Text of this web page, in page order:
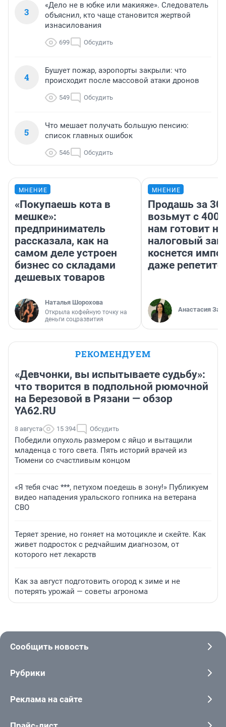
3
«Дело не в юбке или макияже». Следователь
объяснил, кто чаще становится жертвой
изнасилования
699 Обсудить
4
Бушует пожар, аэропорты закрыли: что
происходит после массовой атаки дронов
549 Обсудить
5
Что мешает получать большую пенсию:
список главных ошибок
546 Обсудить
МНЕНИЕ
«Покупаешь кота в
мешке»:
предприниматель
рассказала, как на
самом деле устроен
бизнес со складами
дешевых товаров
Наталья Шорохова
Открыла кофейную точку на
деньги соцразвития
МНЕНИЕ
Продашь за
возьмут с
нам готовит
налоговый
коснется
даже
Анастасия
РЕКОМЕНДУЕМ
«Девчонки, вы испытываете судьбу»:
что творится в подпольной рюмочной
на Березовой в Рязани — обзор
YA62.RU
8 августа 15 394 Обсудить
Победили опухоль размером с яйцо и вытащили
младенца с того света. Пять историй врачей из
Тюмени со счастливым концом
«Я тебя счас ***, петухом поедешь в зону!» Публикуем
видео нападения уральского гопника на ветерана
СВО
Теряет зрение, но гоняет на мотоцикле и скейте. Как
живет подросток с редчайшим диагнозом, от
которого нет лекарств
Как за август подготовить огород к зиме и не
потерять урожай — советы агронома
Сообщить новость
Рубрики
Реклама на сайте